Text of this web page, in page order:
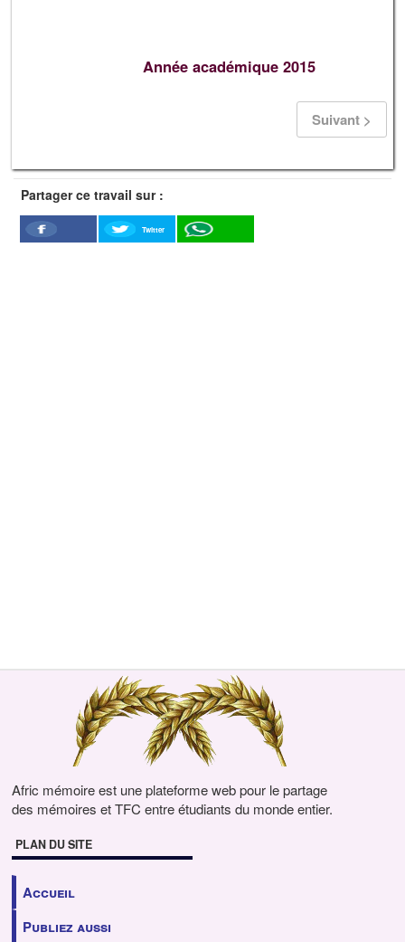
Année académique 2015
Suivant >
Partager ce travail sur :
Facebook
Twitter
Afric mémoire est une plateforme web pour le partage
des mémoires et TFC entre étudiants du monde entier.
PLAN DU SITE
Accueil
Publiez aussi